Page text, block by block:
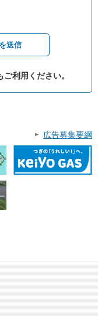
送信
ご利用ください。
広告募集要綱